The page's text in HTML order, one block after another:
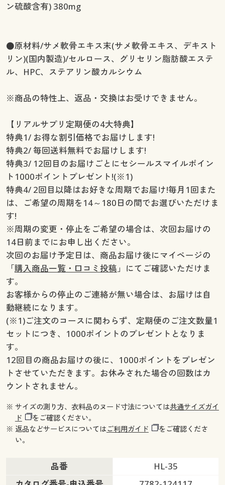
ン硫酸含有) 380mg
●原材料/サメ軟骨エキス末(サメ軟骨エキス、デキスト
リン)(国内製造)/セルロース、グリセリン脂肪酸エステ
ル、HPC、ステアリン酸カルシウム
※商品の特性上、返品・交換はお受けできません。
【リアルサプリ定期便の4大特典】
特典1/ お得な割引価格でお届けします!
特典2/ 毎回送料無料でお届けします!
特典3/ 12回目のお届けごとにセシールスマイルポイン
ト1000ポイントプレゼント!(※1)
特典4/ 2回目以降はお好きな周期でお届け!毎月1回また
は、ご希望の周期を14～180日の間でお選びいただけま
す!
※周期の変更・停止をご希望の場合は、次回お届けの
14日前までにお申し出ください。
次回のお届け予定日は、商品お届け後にマイページの
「購入商品一覧・口コミ投稿 」にてご確認いただけま
す。
お客様からの停止のご連絡が無い場合は、お届けは自
動継続になります。
(※1)ご注文のコースに関わらず、定期便のご注文数量1
セットにつき、1000ポイントのプレゼントとなりま
す。
12回目の商品お届けの後に、1000ポイントをプレゼン
トさせていただきます。お休みされた場合の回数はカ
ウントされません。
※ サイズの測り方、衣料品のヌード寸法については共通サイズガイ
ド
をご確認ください。
※ 返品などサービスについてはご利用ガイド
をご確認くださ
い。
品番
HL-35